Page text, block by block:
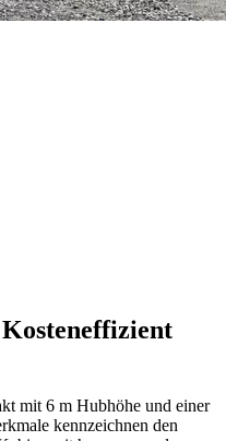
mit 6 m Hubhöhe und einer
kennzeichnen den